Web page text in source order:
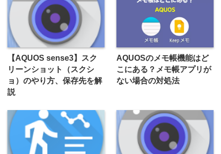
【AQUOS sense3】スク
リーンショット（スクシ
ョ）のやり方、保存先を解
説
AQUOSのメモ帳機能はど
こにある？メモ帳アプリが
ない場合の対処法